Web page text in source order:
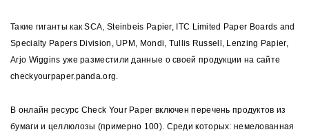
Такие гиганты как SCA, Steinbeis Papier, ITC Limited Paper Boards and
Specialty Papers Division, UPM, Mondi, Tullis Russell, Lenzing Papier,
Arjo Wiggins уже разместили данные о своей продукции на сайте
checkyourpaper.panda.org.
В онлайн ресурс Check Your Paper включен перечень продуктов из
бумаги и целлюлозы (примерно 100). Среди которых: немелованная